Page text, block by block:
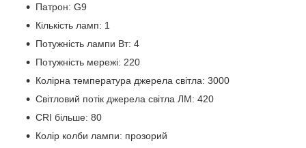
Патрон: G9
Кількість ламп: 1
Потужність лампи Вт: 4
Потужність мережі: 220
Колірна температура джерела світла: 3000
Світловий потік джерела світла ЛМ: 420
CRI більше: 80
Колір колби лампи: прозорий